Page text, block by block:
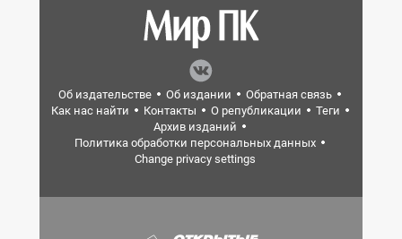
Об издательстве Об издании
Обратная связь
Как нас найти
Контакты О републикации
Теги
Архив изданий
Политика обработки персональных данных
Change privacy settings